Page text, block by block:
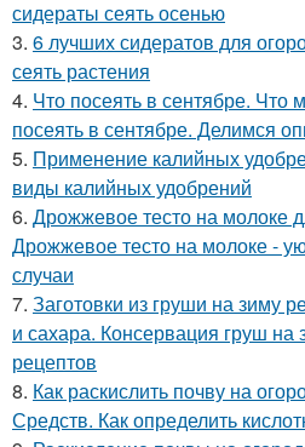
сидераты сеять осенью
3. 6 лучших сидератов для
сеять растения
4. Что посеять в сентябре. Что
посеять в сентябре. Делимся
5. Применение калийных
виды калийных удобрений
6. Дрожжевое тесто на молоке
Дрожжевое тесто на молоке -
случаи
7. Заготовки из груши на зиму
и сахара. Консервация груш
рецептов
8. Как раскислить почву на
Средств. Как определить